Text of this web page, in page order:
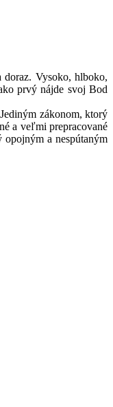
Vysoko, hlboko,
prvý nájde svoj Bod
zákonom, ktorý
a veľmi prepracované
a nespútaným